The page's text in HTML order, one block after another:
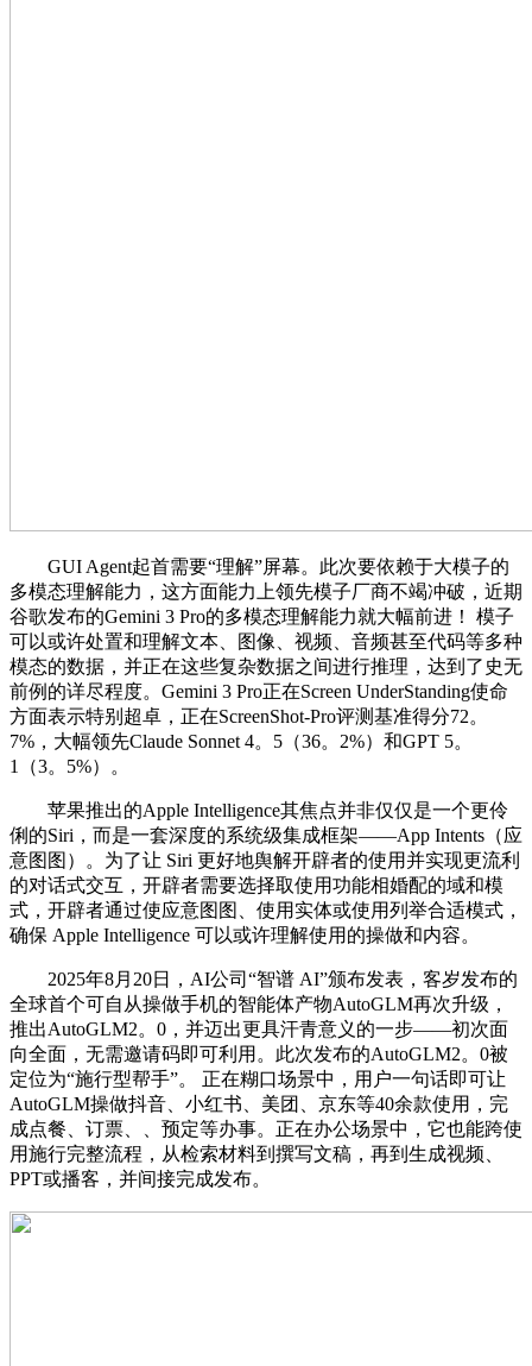
GUI Agent起首需要“理解”屏幕。此次要依赖于大模子的
多模态理解能力，这方面能力上领先模子厂商不竭冲破，近期
谷歌发布的Gemini 3 Pro的多模态理解能力就大幅前进！ 模子
可以或许处置和理解文本、图像、视频、音频甚至代码等多种
模态的数据，并正在这些复杂数据之间进行推理，达到了史无
前例的详尽程度。Gemini 3 Pro正在Screen UnderStanding使命
方面表示特别超卓，正在ScreenShot-Pro评测基准得分72。
7%，大幅领先Claude Sonnet 4。5（36。2%）和GPT 5。
1（3。5%）。
苹果推出的Apple Intelligence其焦点并非仅仅是一个更伶
俐的Siri，而是一套深度的系统级集成框架——App Intents（应
意图图）。为了让 Siri 更好地舆解开辟者的使用并实现更流利
的对话式交互，开辟者需要选择取使用功能相婚配的域和模
式，开辟者通过使应意图图、使用实体或使用列举合适模式，
确保 Apple Intelligence 可以或许理解使用的操做和内容。
2025年8月20日，AI公司“智谱 AI”颁布发表，客岁发布的
全球首个可自从操做手机的智能体产物AutoGLM再次升级，
推出AutoGLM2。0，并迈出更具汗青意义的一步——初次面
向全面，无需邀请码即可利用。此次发布的AutoGLM2。0被
定位为“施行型帮手”。 正在糊口场景中，用户一句话即可让
AutoGLM操做抖音、小红书、美团、京东等40余款使用，完
成点餐、订票、、预定等办事。正在办公场景中，它也能跨使
用施行完整流程，从检索材料到撰写文稿，再到生成视频、
PPT或播客，并间接完成发布。